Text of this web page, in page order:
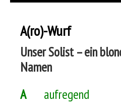
A(ro)-Wurf
Unser Solist – ein
Namen
Aaufregend